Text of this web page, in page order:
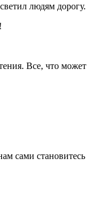
людям дорогу.
Все, что может
сами становитесь